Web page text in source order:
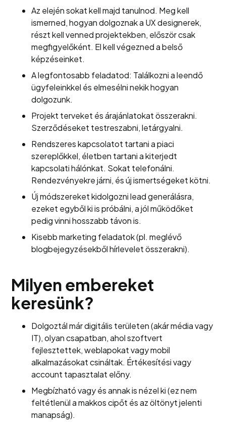
Az elején sokat kell majd tanulnod. Meg kell
ismerned, hogyan dolgoznak a UX designerek,
részt kell venned projektekben, először csak
megfigyelőként. El kell végezned a belső
képzéseinket.
A legfontosabb feladatod: Találkozni a leendő
ügyfeleinkkel és elmesélni nekik hogyan
dolgozunk.
Projekt terveket és árajánlatokat összerakni.
Szerződéseket testreszabni, letárgyalni.
Rendszeres kapcsolatot tartani a piaci
szereplőkkel, életben tartani a kiterjedt
kapcsolati hálónkat. Sokat telefonálni.
Rendezvényekre járni, és új ismertségeket kötni.
Új módszereket kidolgozni lead generálásra,
ezeket egyből ki is próbálni, a jól működőket
pedig vinni hosszabb távon is.
Kisebb marketing feladatok (pl. meglévő
blogbejegyzésekből hírlevelet összerakni).
Milyen embereket
keresünk?
Dolgoztál már digitális területen (akár média vagy
IT), olyan csapatban, ahol szoftvert
fejlesztettek, weblapokat vagy mobil
alkalmazásokat csináltak. Értékesítési vagy
account tapasztalat előny.
Megbízható vagy és annak is nézel ki (ez nem
feltétlenül a makkos cipőt és az öltönyt jelenti
manapság).